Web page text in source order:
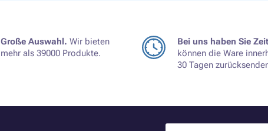
Große Auswahl. Wir bieten
mehr als 39000 Produkte.
Bei uns haben Sie
können die Ware
30 Tagen